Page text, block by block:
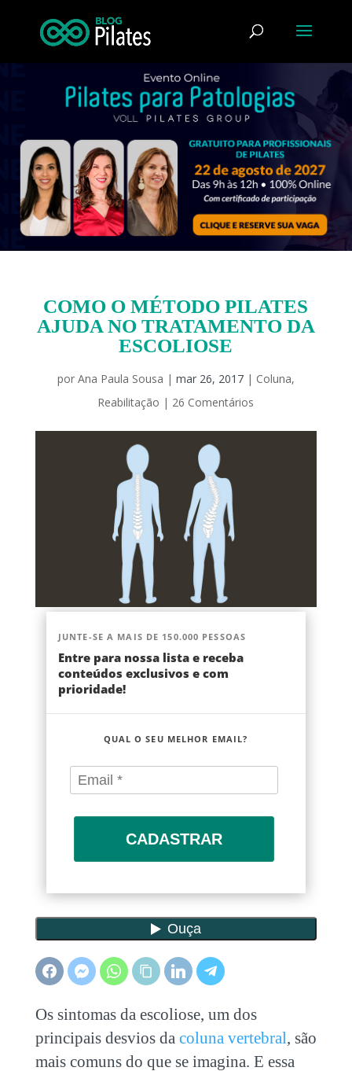
COMO O MÉTODO PILATES
AJUDA NO TRATAMENTO DA
ESCOLIOSE
por Ana Paula Sousa | mar 26, 2017| Coluna,
Reabilitação | 26 Comentários
JUNTE-SE A MAIS DE 150.000 PESSOAS
Entre para nossa lista e receba
conteúdos exclusivos e com
prioridade!
QUAL O SEU MELHOR EMAIL?
CADASTRAR
Os sintomas da escoliose, um dos
principais desvios da coluna vertebral, são
mais comuns do que se imagina. E essa